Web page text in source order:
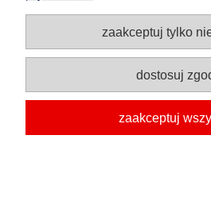
Kategorie
Moje konto
O nas
zaakceptuj tylko
dostosuj
zaakceptuj